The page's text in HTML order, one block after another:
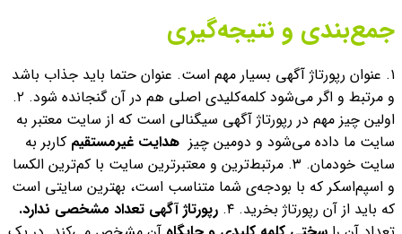
جمع‌بندی و نتیجه‌گیری
۱. عنوان رپورتاژ آگهی بسیار مهم است. عنوان حتما باید جذاب باشد
و مرتبط و اگر می‌شود کلمه‌کلیدی اصلی هم در آن گنجانده شود.
۲.
اولین چیز مهم در رپورتاژ آگهی سیگنالی است که از سایت معتبر به
سایت ما داده می‌شود و دومین چیز هدایت غیرمستقیم کاربر به
سایت خودمان.
۳. مرتبط‌ترین و معتبرترین سایت با کم‌ترین الکسا
و اسپم‌اسکر که با بودجه‌ی شما متناسب است، بهترین سایتی است
که باید از آن رپورتاژ بخرید. ۴. رپورتاژ آگهی تعداد مشخصی ندارد.